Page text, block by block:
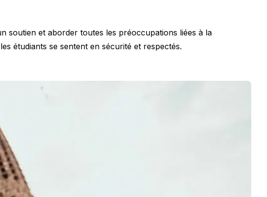
soutien et aborder toutes les préoccupations liées à la
étudiants se sentent en sécurité et respectés.